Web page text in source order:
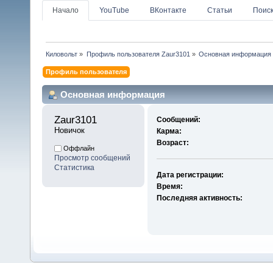
Начало YouTube ВКонтакте Статьи Поиск
Киловольт » Профиль пользователя Zaur3101 » Основная информация
Профиль пользователя
Основная информация
Zaur3101
Новичок
Оффлайн
Просмотр сообщений
Статистика
Сообщений:
Карма:
Возраст:
Дата регистрации:
Время:
Последняя активность: